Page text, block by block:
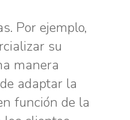
Por ejemplo,
su
manera
adaptar la
función de la